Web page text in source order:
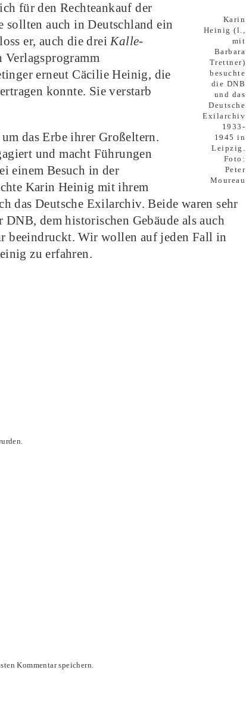
Karin
Heinig (l.,
mit
Barbara
Trettner)
besuchte
die DNB
und das
Deutsche
Exilarchiv
1933-
1945 in
Leipzig.
Foto:
Peter
Moureau
für den Rechteankauf der
sollten auch in Deutschland ein
er, auch die dreiKalle-
erneut Cäcilie Heinig, die
konnte. Sie verstarb
das Erbe ihrer Großeltern.
und macht Führungen
einem Besuch in der
Karin Heinig mit ihrem
das Deutsche Exilarchiv. Beide waren sehr
dem historischen Gebäude als auch
beeindruckt. Wir wollen auf jeden Fall in
zu erfahren.
Kommentar speichern.